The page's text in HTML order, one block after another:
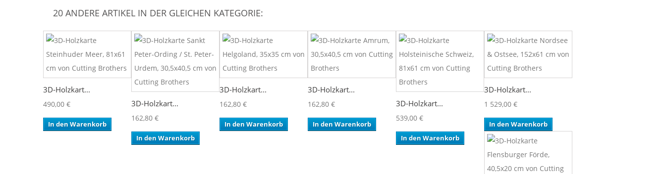
20 ANDERE ARTIKEL IN DER GLEICHEN KATEGORIE:
3D-Holzkart...
490,00 €
In den Warenkorb
3D-Holzkart...
162,80 €
In den Warenkorb
3D-Holzkart...
162,80 €
In den Warenkorb
3D-Holzkart...
162,80 €
In den Warenkorb
3D-Holzkart...
539,00 €
In den Warenkorb
3D-Holzkart...
1 529,00 €
In den Warenkorb